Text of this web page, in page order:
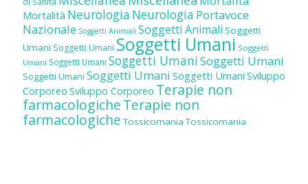
Mortalità Neurologia Neurologia Portavoce
Nazionale Soggetti Animali Soggetti Animali Soggetti
Umani Soggetti Umani Soggetti Umani Soggetti
Umani Soggetti Umani Soggetti UmaniSoggetti Umani
Soggetti Umani Soggetti Umani Soggetti Umani Sviluppo
Corporeo Sviluppo Corporeo Terapie non
farmacologicheTerapie non
farmacologiche Tossicomania Tossicomania